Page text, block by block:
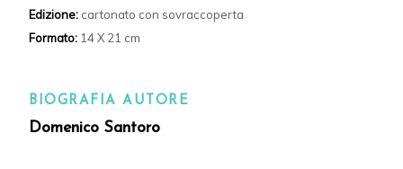
Edizione: cartonato con sovraccoperta
Formato: 14 X 21 cm
BIOGRAFIA AUTORE
Domenico Santoro